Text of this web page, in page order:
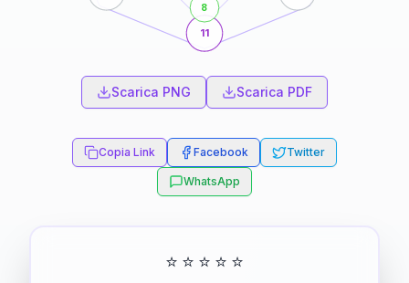
11
8
Scarica PNG Scarica PDF
Copia Link Facebook Twitter
WhatsApp
⭐ ⭐ ⭐ ⭐ ⭐